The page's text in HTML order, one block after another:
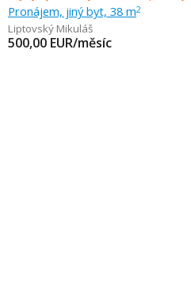
Pronájem, jiný byt, 38 m2
Liptovský Mikuláš
500,00 EUR/měsíc